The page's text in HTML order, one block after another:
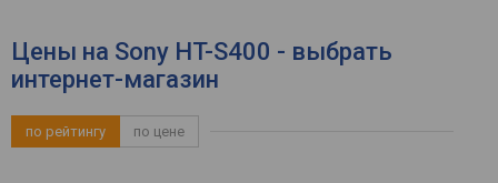
Цены на Sony HT-S400 - выбрать
интернет-магазин
по рейтингу по цене